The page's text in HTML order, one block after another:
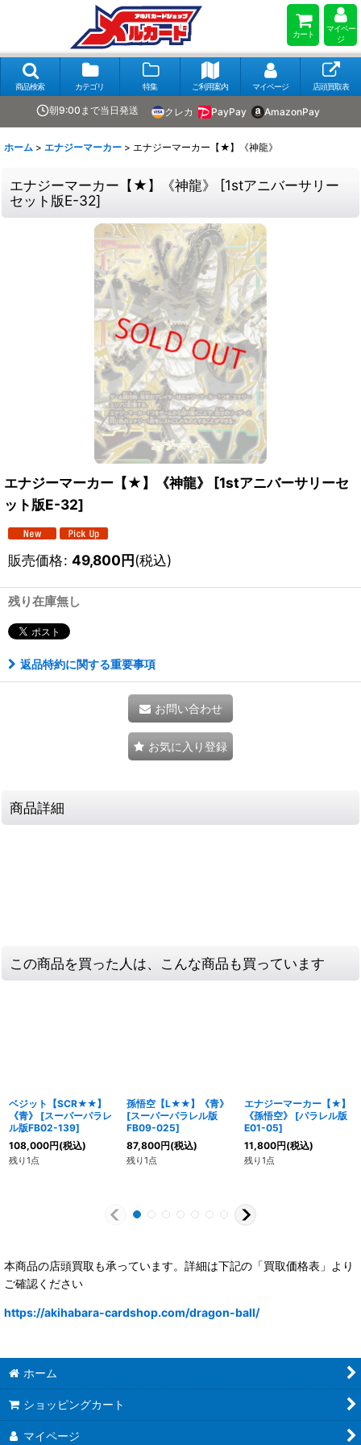
カート
マイペー
ジ
商品検索 カテゴリ 特集 ご利用案内 マイページ 店頭買取表
朝9:00まで当日発送 クレカ PayPay AmazonPay
ホーム > エナジーマーカー > エナジーマーカー【★】《神龍》
エナジーマーカー【★】《神龍》 [1stアニバーサリー
セット版E-32]
エナジーマーカー【★】《神龍》 [1stアニバーサリーセ
ット版E-32]
販売価格: 49,800円(税込)
残り在庫無し
返品特約に関する重要事項
お問い合わせ
お気に入り登録
商品詳細
この商品を買った人は、こんな商品も買っています
ベジット【SCR★★】
《青》
[スーパーパラレ
ル版FB02-139]
108,000円(税込)
残り1点
孫悟空【L★★】《青》
[スーパーパラレル版
FB09-025]
87,800円(税込)
残り1点
エナジーマーカー【★】
《孫悟空》
[パラレル版
E01-05]
11,800円(税込)
残り1点
本商品の店頭買取も承っています。詳細は下記の「買取価格表」より
ご確認ください
https://akihabara-cardshop.com/dragon-ball/
ホーム
ショッピングカート
マイページ